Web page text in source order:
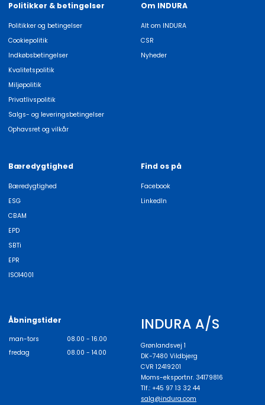
Politikker & betingelser
Politikker og betingelser
Cookiepolitik
Indkøbsbetingelser
Kvalitetspolitik
Miljøpolitik
Privatlivspolitik
Salgs- og leveringsbetingelser
Ophavsret og vilkår
Om INDURA
Alt om INDURA
CSR
Nyheder
Bæredygtighed
Bæredygtighed
ESG
CBAM
EPD
SBTi
EPR
ISO14001
Find os på
Facebook
LinkedIn
Åbningstider
man-tors
08.00 - 16.00
fredag
08.00 - 14.00
INDURA A/S
Grønlandsvej 1
DK-7480 Vildbjerg
CVR 12419201
Moms-eksportnr. 34179816
Tlf.: +45 97 13 32 44
salg@indura.com